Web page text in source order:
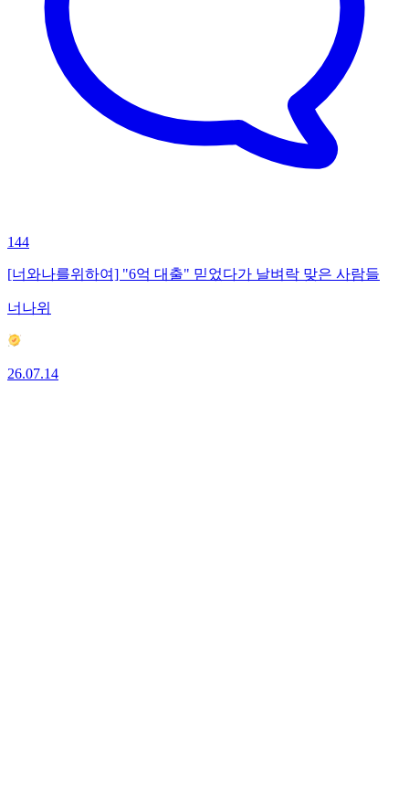
144
[너와나를위하여] "6억 대출" 믿었다가 날벼락 맞은 사람들
너나위
26.07.14